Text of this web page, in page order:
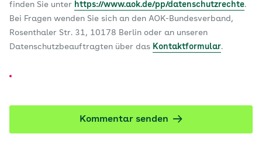
finden Sie unter https://www.aok.de/pp/datenschutzrechte.
Bei Fragen wenden Sie sich an den AOK-Bundesverband,
Rosenthaler Str. 31, 10178 Berlin oder an unseren
Datenschutzbeauftragten über das Kontaktformular.
Kommentar senden